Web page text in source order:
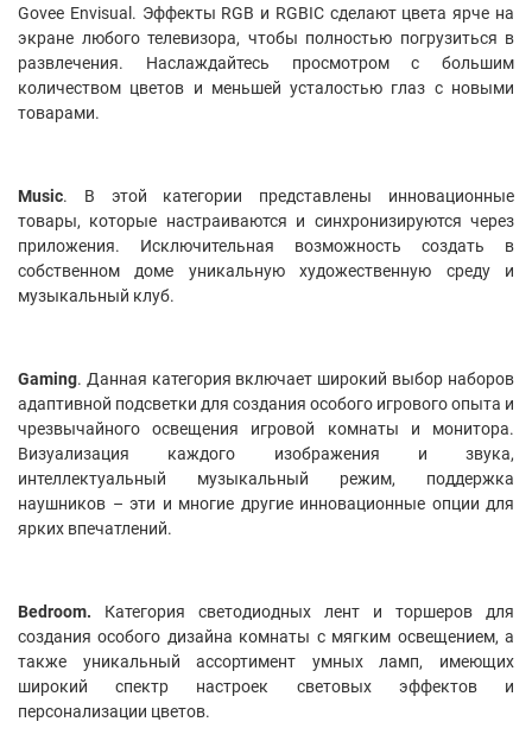
Govee Envisual. Эффекты RGB и RGBIC сделают цвета ярче на
экране любого телевизора, чтобы полностью погрузиться в
развлечения. Наслаждайтесь просмотром с большим
количеством цветов и меньшей усталостью глаз с новыми
товарами.
Music. В этой категории представлены инновационные
товары, которые настраиваются и синхронизируются через
приложения. Исключительная возможность создать в
собственном доме уникальную художественную среду и
музыкальный клуб.
Gaming. Данная категория включает широкий выбор наборов
адаптивной подсветки для создания особого игрового опыта и
чрезвычайного освещения игровой комнаты и монитора.
Визуализация каждого изображения и звука,
интеллектуальный музыкальный режим, поддержка
наушников – эти и многие другие инновационные опции для
ярких впечатлений.
Bedroom. Категория светодиодных лент и торшеров для
создания особого дизайна комнаты с мягким освещением, а
также уникальный ассортимент умных ламп, имеющих
широкий спектр настроек световых эффектов и
персонализации цветов.